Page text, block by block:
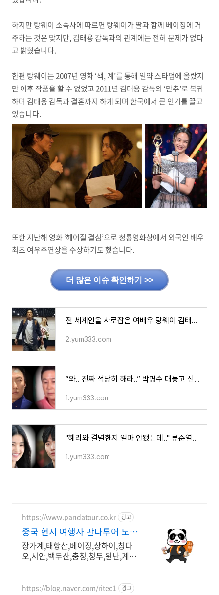
하지만 탕웨이 소속사에 따르면 탕웨이가 딸과 함께 베이징에 거
주하는 것은 맞지만, 김태용 감독과의 관계에는 전혀 문제가 없다
고 밝혔습니다.
한편 탕웨이는 2007년 영화 ‘색, 계’를 통해 일약 스타덤에 올랐지
만 이후 작품을 할 수 없었고 2011년 김태용 감독의 ‘만추’로 복귀
하며 김태용 감독과 결혼까지 하게 되며 한국에서 큰 인기를 끌고
있습니다.
또한 지난해 영화 ‘헤어질 결심’으로 청룡영화상에서 외국인 배우
최초 여우주연상을 수상하기도 했습니다.
더 많은 이슈 확인하기 >>
전 세계인을 사로잡은 여배우 탕웨이 김태용 감독과 결혼 결심한 이유
2.yum333.com
“와.. 진짜 적당히 해라..” 박명수 대놓고 신동엽 향해 공개저격 발언하자 모두 깜짝 놀라며 많
1.yum333.com
"혜리와 결별한지 얼마 안됐는데.." 류준열♥김태리 두 사람 관계 "점점 애틋해져.." 입장 밝히자
1.yum333.com
https://www.pandatour.co.kr 광고
중국 현지 여행사 판다투어 노쇼
핑,노옵션,노팁
장가계,태항산,베이징,상하이,칭다
오,시안,백두산,충칭,청두,윈난,계림
https://blog.naver.com/ritec1 광고